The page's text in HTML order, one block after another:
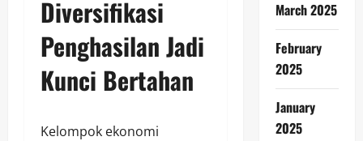
Diversifikasi
Penghasilan Jadi
Kunci Bertahan
Kelompok ekonomi
March 2025
February
2025
January
2025